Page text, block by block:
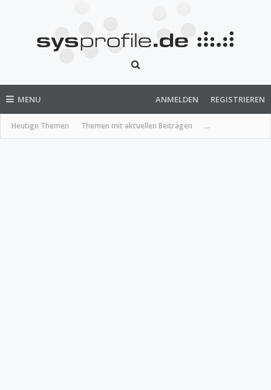
MENU
Heutige Themen Themen mit aktuellen Beiträgen ...
ANMELDEN REGISTRIEREN